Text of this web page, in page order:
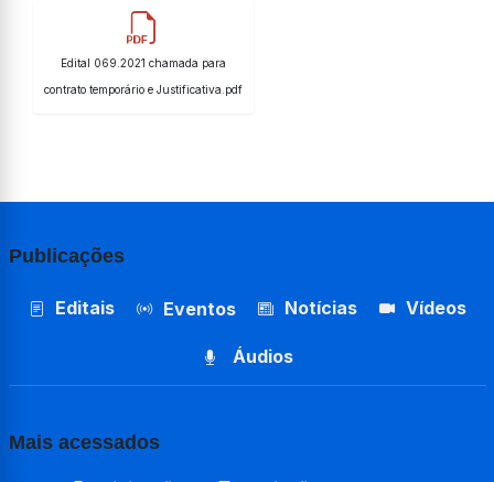
Edital 069.2021 chamada para
contrato temporário e Justificativa.pdf
Publicações
Editais Eventos Notícias Vídeos
Áudios
Mais acessados